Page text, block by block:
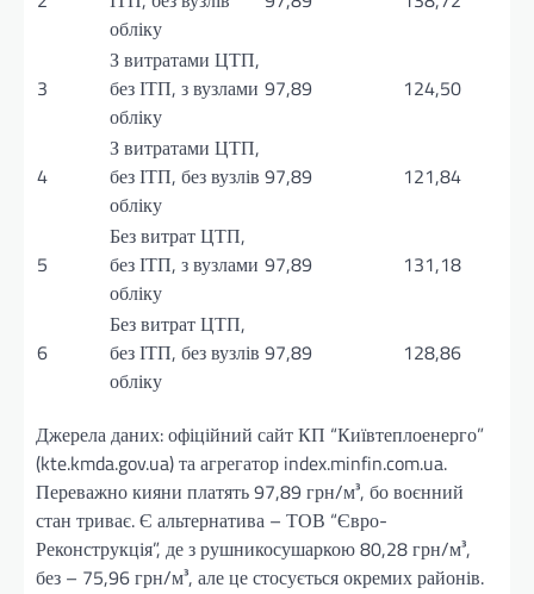
обліку
3
З витратами ЦТП,
без ІТП, з вузлами
обліку
97,89 124,50
4
З витратами ЦТП,
без ІТП, без вузлів
обліку
97,89 121,84
5
Без витрат ЦТП,
без ІТП, з вузлами
обліку
97,89 131,18
6
Без витрат ЦТП,
без ІТП, без вузлів
обліку
97,89 128,86
Джерела даних: офіційний сайт КП “Київтеплоенерго”
(kte.kmda.gov.ua) та агрегатор index.minfin.com.ua.
Переважно кияни платять 97,89 грн/м³, бо воєнний
стан триває. Є альтернатива – ТОВ “Євро-
Реконструкція”, де з рушникосушаркою 80,28 грн/м³,
без – 75,96 грн/м³, але це стосується окремих районів.